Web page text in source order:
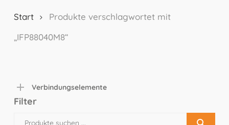
Start
Produkte verschlagwortet mit
„IFP88040M8“
Verbindungselemente
Filter